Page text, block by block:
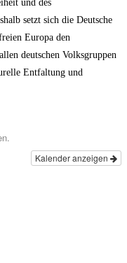
und des
setzt sich die Deutsche
Europa den
deutschen Volksgruppen
Entfaltung und
Kalender anzeigen